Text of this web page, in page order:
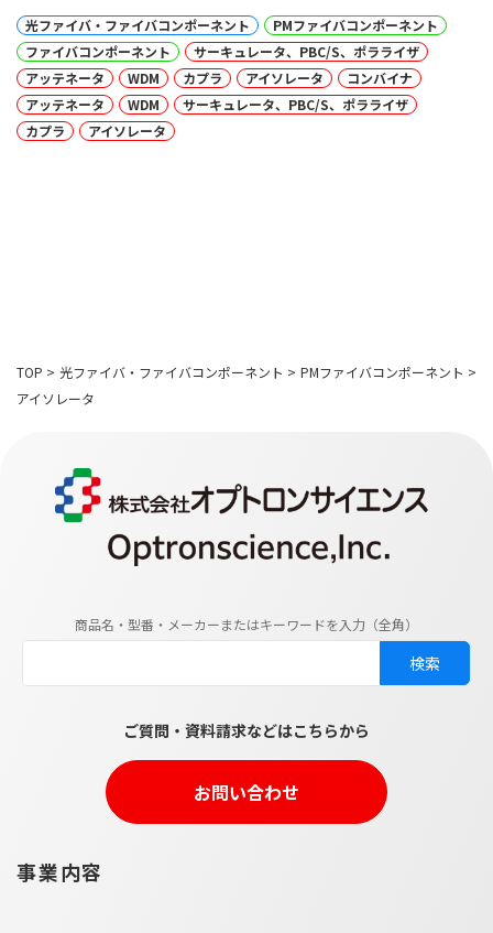
光ファイバ・ファイバコンポーネント
PMファイバコンポーネント
ファイバコンポーネント
サーキュレータ、PBC/S、ポラライザ
アッテネータ
WDM カプラ アイソレータ
コンバイナ
アッテネータ
WDM
サーキュレータ、PBC/S、ポラライザ
カプラ
アイソレータ
TOP > 光ファイバ・ファイバコンポーネント > PMファイバコンポーネント >
アイソレータ
商品名・型番・メーカーまたはキーワードを入力（全角）
ご質問・資料請求などはこちらから
お問い合わせ
事業内容